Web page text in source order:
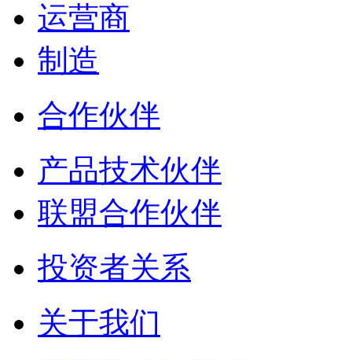
运营商
制造
合作伙伴
产品技术伙伴
联盟合作伙伴
投资者关系
关于我们